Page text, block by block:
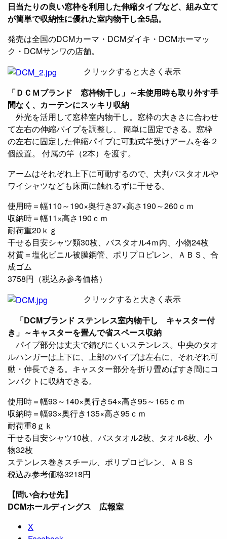
日当たりの良い窓枠を利用した伸縮タイプなど、組み立て
が簡単で収納性に優れた室内物干し全5品。
発売は全国のDCMカーマ・DCMダイキ・DCMホーマッ
ク・DCMサンワの店舗。
クリックすると大きく表示
「ＤＣＭブランド 窓枠物干し」～未使用時も取り外す手
間なく、カーテンにスッキリ収納
外光を活用して窓枠室内物干し。窓枠の大きさに合わせ
て左右の伸縮パイプを調整し、 簡単に固定できる。窓枠
の左右に固定した伸縮パイプに可動式竿受けアームを各２
個設置。 付属の竿（2本）を渡す。
アームはそれぞれ上下に可動するので、大判バスタオルや
ワイシャツなども床面に触れるずに干せる。
使用時＝幅110～190×奥行き37×高さ190～260ｃｍ
収納時＝幅11×高さ190ｃｍ
耐荷重20ｋｇ
干せる目安シャツ類30枚、バスタオル4ｍ内、小物24枚
材質＝塩化ビニル被膜鋼管、ポリプロピレン、ＡＢＳ、合
成ゴム
3758円（税込み参考価格）
クリックすると大きく表示
「DCMブランド ステンレス室内物干し キャスター付
き」～キャスターを畳んで省スペース収納
パイプ部分は丈夫で錆びにくいステンレス。中央のタオ
ルハンガーは上下に、上部のパイプは左右に、それぞれ可
動・伸長できる。キャスター部分を折り畳めばすき間にコ
ンパクトに収納できる。
使用時＝幅93～140×奥行き54×高さ95～165ｃｍ
収納時＝幅93×奥行き135×高さ95ｃｍ
耐荷重8ｇｋ
干せる目安シャツ10枚、バスタオル2枚、タオル6枚、小
物32枚
ステンレス巻きスチール、ポリプロピレン、ＡＢＳ
税込み参考価格3218円
【問い合わせ先】
DCMホールディングス 広報室
X